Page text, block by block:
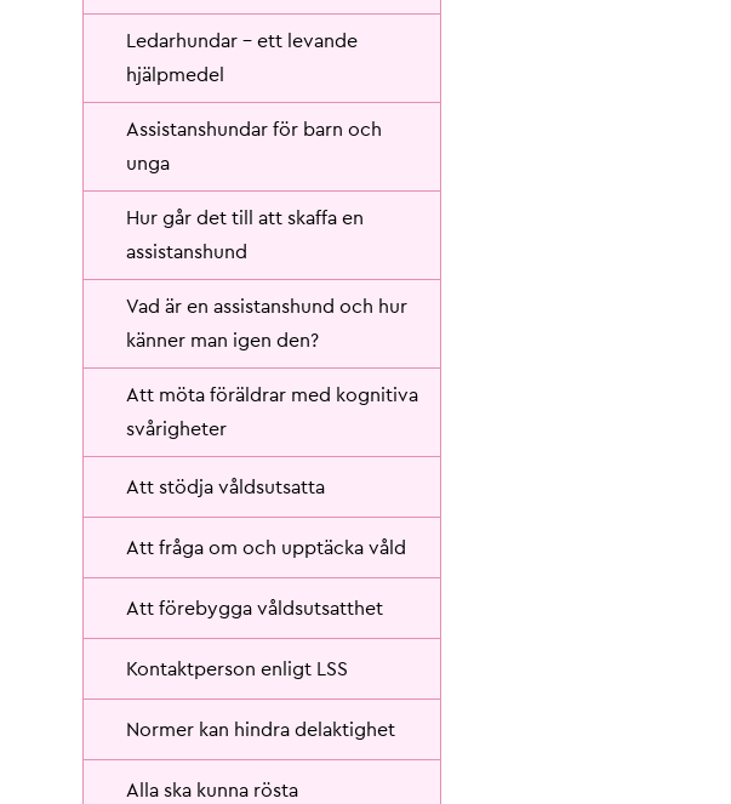
Ledarhundar - ett levande
hjälpmedel
Assistanshundar för barn och
unga
Hur går det till att skaffa en
assistanshund
Vad är en assistanshund och hur
känner man igen den?
Att möta föräldrar med kognitiva
svårigheter
Att stödja våldsutsatta
Att fråga om och upptäcka våld
Att förebygga våldsutsatthet
Kontaktperson enligt LSS
Normer kan hindra delaktighet
Alla ska kunna rösta